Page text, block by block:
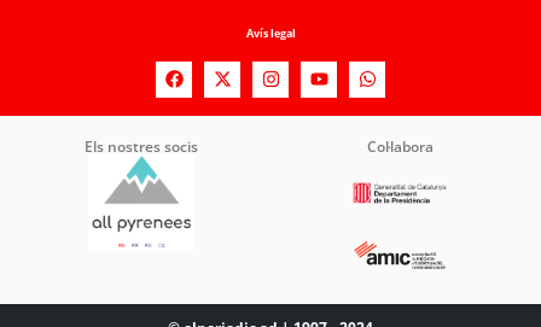
Avís legal
Els nostres socis Col·labora